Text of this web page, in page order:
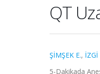
QT
ŞİMŞEK E., İZGİ
5-Dakikada